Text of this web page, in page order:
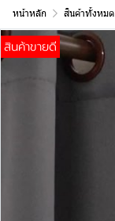
หน้าหลัก สินค้าทั้งหมด
สินค้าขายดี